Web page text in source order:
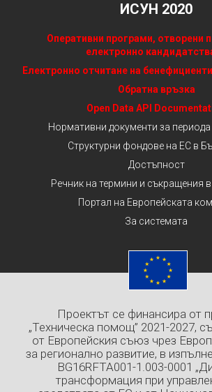
ИСУН 2020
Оперативни програми, отворени
електронно
Електронно отчитане на
Обратна връзка
Open Data API
Нормативни документи за периода
Структурни фондове на ЕС в
Достъпност
Речник на термини и съкращения
Портал на Европейската
За системата
Проектът се финансира от
„Техническа помощ” 2021-2027,
от Европейския съюз чрез
за регионално развитие, в
BG16RFTA001-1.003-0001
трансформация при